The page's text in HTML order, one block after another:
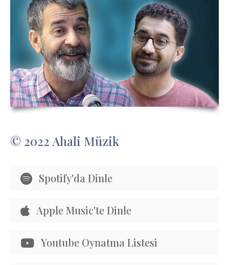
© 2022 Ahali Müzik
Spotify'da Dinle
Apple Music'te Dinle
Youtube Oynatma Listesi